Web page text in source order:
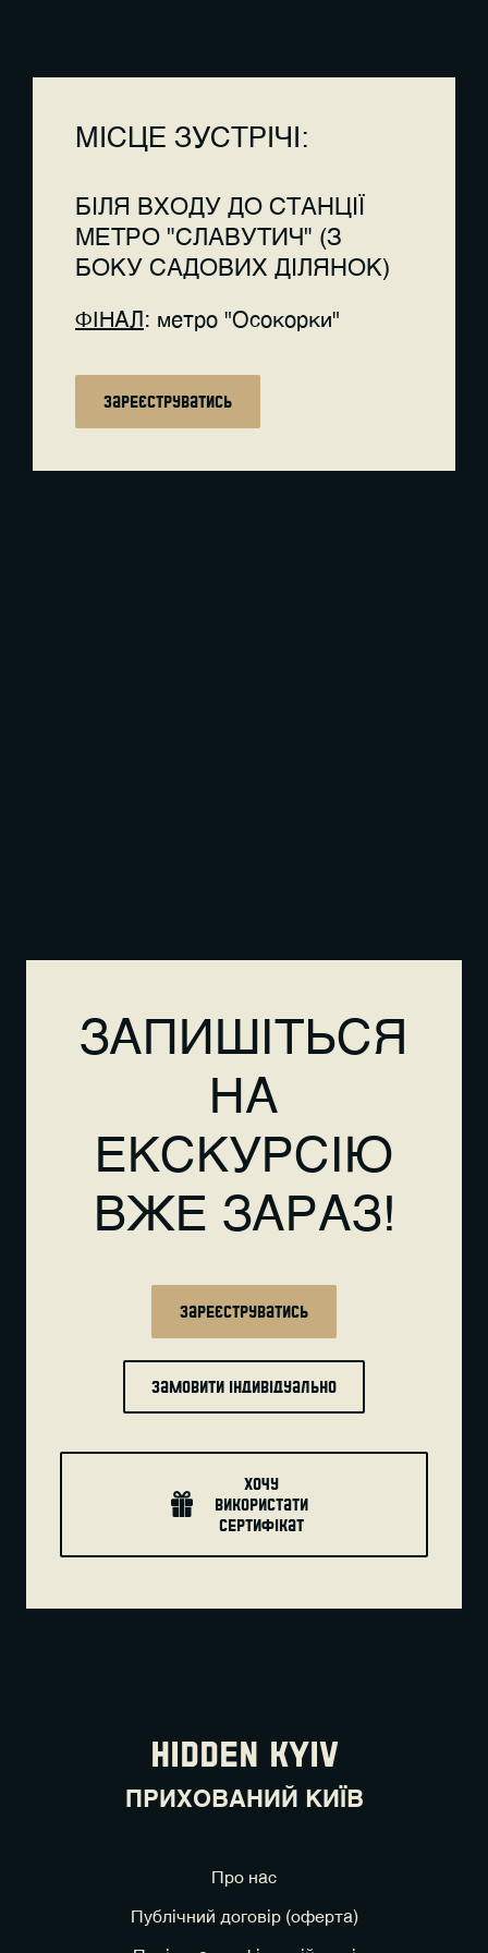
МІСЦЕ ЗУСТРІЧІ:
БІЛЯ ВХОДУ ДО СТАНЦІЇ
МЕТРО "СЛАВУТИЧ" (З
БОКУ САДОВИХ ДІЛЯНОК)
ФІНАЛ: метро "Осокорки"
зареєструватись
ЗАПИШІТЬСЯ
НА
ЕКСКУРСІЮ
ВЖЕ ЗАРАЗ!
Зареєструватись
Замовити індивідуально
хочу
використати
сертифікат
HIDDEN KYIV
ПРИХОВАНИЙ КИЇВ
Про нас
Публічний договір (оферта)